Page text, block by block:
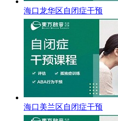
海口龙华区自闭症干预
海口美兰区自闭症干预